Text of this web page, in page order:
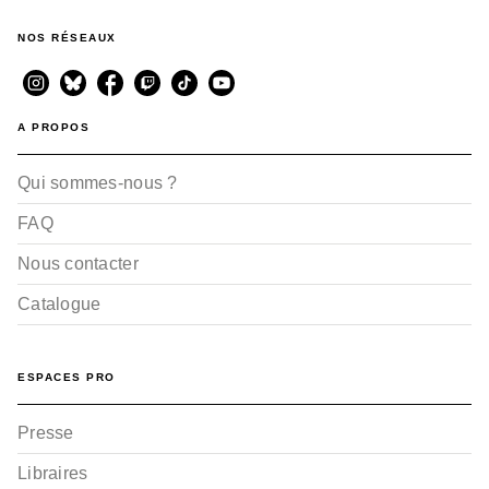
Le Belem - Tome 02
NOS RÉSEAUX
A PROPOS
Qui sommes-nous ?
FAQ
Nous contacter
Catalogue
ESPACES PRO
Presse
Libraires